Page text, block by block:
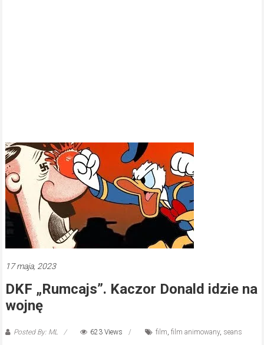
17 maja, 2023
DKF „Rumcajs”. Kaczor Donald idzie na
wojnę
Posted By: ML 623 Views film, film animowany, seans